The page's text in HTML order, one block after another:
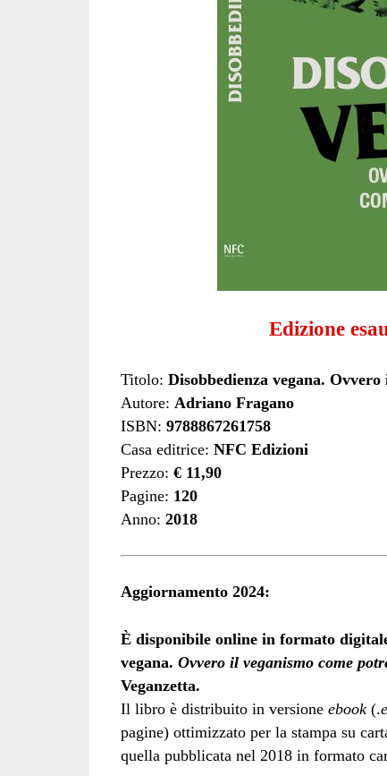
Edizione
Titolo: Disobbedienza vegana.
Autore: Adriano Fragano
ISBN: 9788867261758
Casa editrice: NFC Edizioni
Prezzo: € 11,90
Pagine: 120
Anno: 2018
Aggiornamento 2024:
È disponibile online in formato
vegana. Ovvero il veganismo come
Veganzetta.
Il libro è distribuito in versione ebook(.
pagine) ottimizzato per la stampa su
quella pubblicata nel 2018 in formato